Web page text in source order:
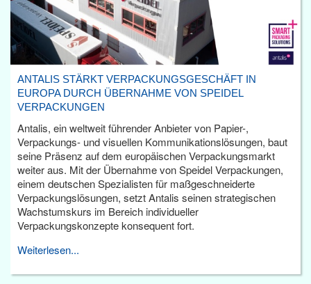
ANTALIS STÄRKT VERPACKUNGSGESCHÄFT IN
EUROPA DURCH ÜBERNAHME VON SPEIDEL
VERPACKUNGEN
Antalis, ein weltweit führender Anbieter von Papier-,
Verpackungs- und visuellen Kommunikationslösungen, baut
seine Präsenz auf dem europäischen Verpackungsmarkt
weiter aus. Mit der Übernahme von Speidel Verpackungen,
einem deutschen Spezialisten für maßgeschneiderte
Verpackungslösungen, setzt Antalis seinen strategischen
Wachstumskurs im Bereich individueller
Verpackungskonzepte konsequent fort.
Weiterlesen...